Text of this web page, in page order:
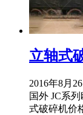
立轴式
2016年8月
国外 JC系
式破碎机价